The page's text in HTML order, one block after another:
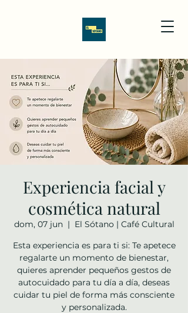
Experiencia facial y
cosmética natural
dom, 07 jun
  |
El Sótano | Café Cultural
Esta experiencia es para ti si: Te apetece
regalarte un momento de bienestar,
quieres aprender pequeños gestos de
autocuidado para tu día a día, deseas
cuidar tu piel de forma más consciente
y personalizada.